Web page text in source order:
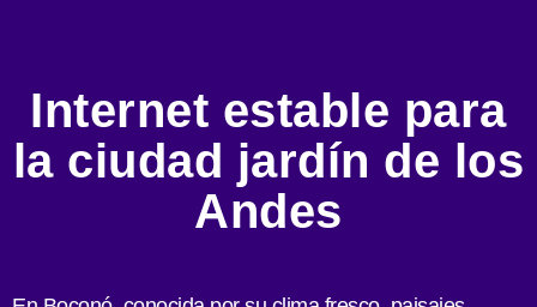
Internet estable para
la ciudad jardín de los
Andes